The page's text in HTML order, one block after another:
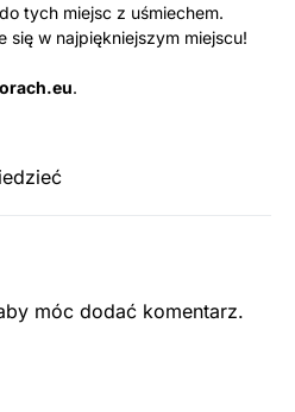
tych miejsc z uśmiechem.
się w najpiękniejszym miejscu!
.
móc dodać komentarz.